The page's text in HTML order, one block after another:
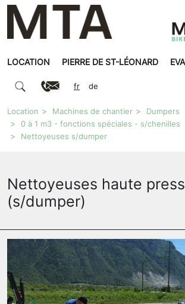
LOCATION PIERRE DE ST-LÉONARD
fr de
Location Machines de chantier
Dumpers
0 à 1 m3 - fonctions spéciales - s/chenilles
Nettoyeuses s/dumper
Nettoyeuses haute
(s/dumper)